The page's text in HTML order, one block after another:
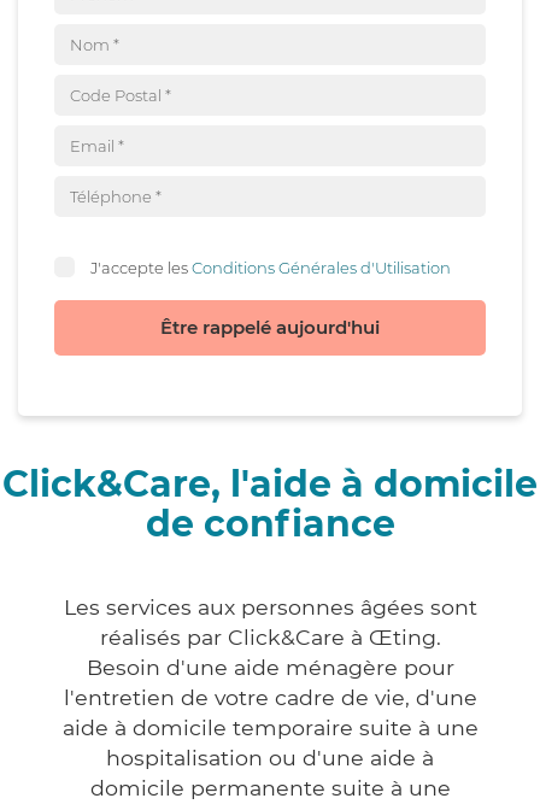
J'accepte lesConditions Générales d'Utilisation
Être rappelé aujourd'hui
Click&Care, l'aide à domicile
de confiance
Les services aux personnes âgées sont
réalisés par Click&Care à Œting.
Besoin d'une aide ménagère pour
l'entretien de votre cadre de vie, d'une
aide à domicile temporaire suite à une
hospitalisation ou d'une aide à
domicile permanente suite à une